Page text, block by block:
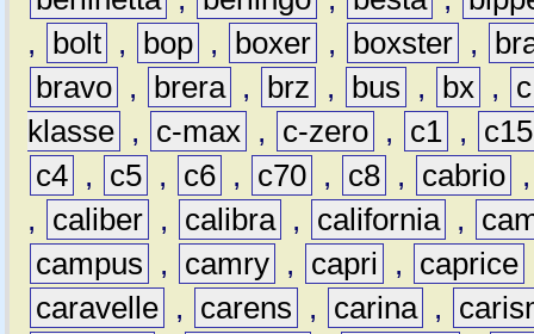
,
bolt , bop , boxer , boxster ,
bravo , brera , brz , bus , bx ,
c
klasse , c-max , c-zero , c1 ,
c15
c4 , c5 , c6 , c70 , c8 , cabrio
,
caliber , calibra , california ,
campus
, camry , capri , caprice
caravelle , carens , carina ,